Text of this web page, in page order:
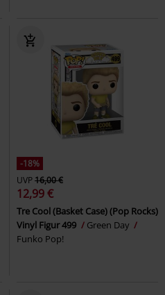
-18%
UVP16,00 €
12,99 €
Tre Cool (Basket Case) (Pop Rocks)
Vinyl Figur 499
Green Day
Funko Pop!